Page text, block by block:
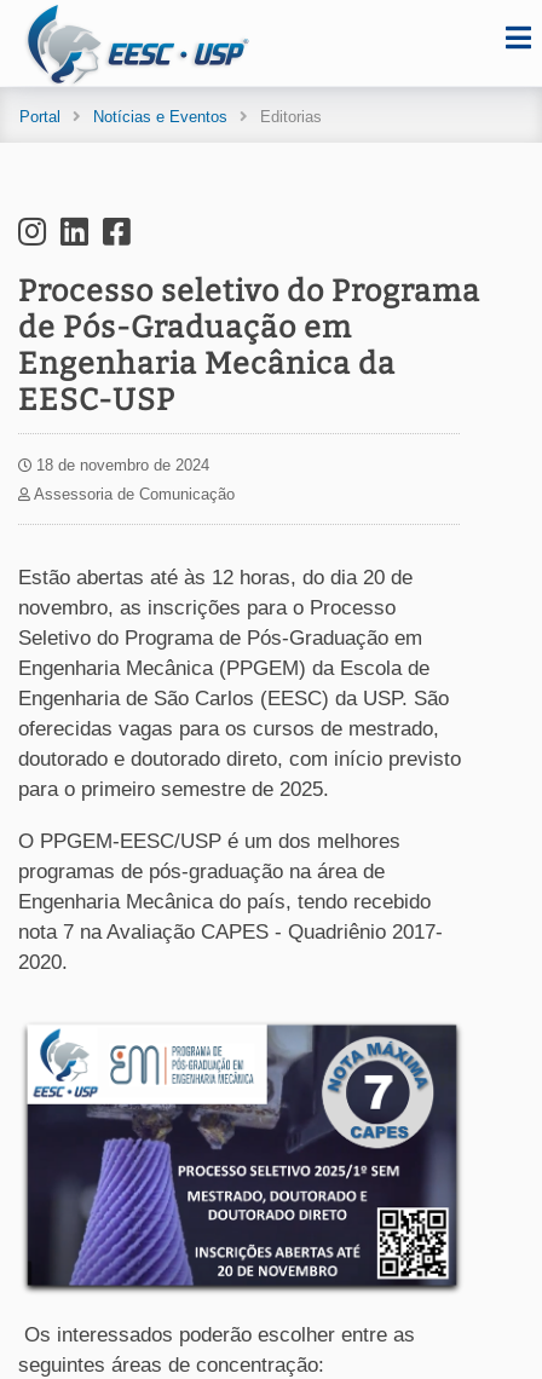
Portal Notícias e Eventos Editorias
Processo seletivo do Programa
de Pós-Graduação em
Engenharia Mecânica da
EESC-USP
18 de novembro de 2024
Assessoria de Comunicação
Estão abertas até às 12 horas, do dia 20 de
novembro, as inscrições para o Processo
Seletivo do Programa de Pós-Graduação em
Engenharia Mecânica (PPGEM) da Escola de
Engenharia de São Carlos (EESC) da USP. São
oferecidas vagas para os cursos de mestrado,
doutorado e doutorado direto, com início previsto
para o primeiro semestre de 2025.
O PPGEM-EESC/USP é um dos melhores
programas de pós-graduação na área de
Engenharia Mecânica do país, tendo recebido
nota 7 na Avaliação CAPES - Quadriênio 2017-
2020.
Os interessados poderão escolher entre as
seguintes áreas de concentração: